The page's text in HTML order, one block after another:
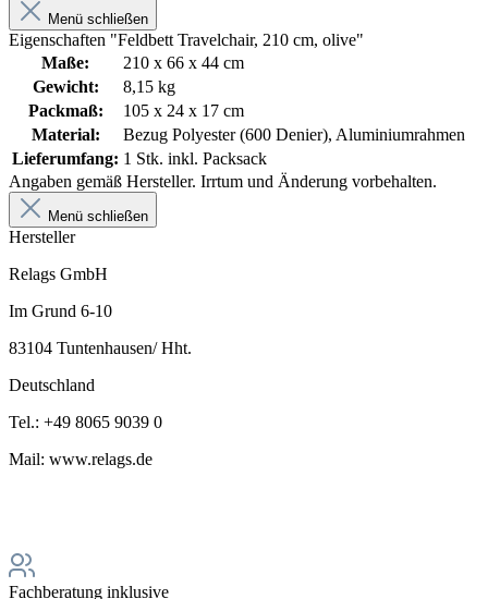
Menü schließen
Eigenschaften "Feldbett Travelchair, 210 cm, olive"
Maße:
210 x 66 x 44 cm
Gewicht:
8,15 kg
Packmaß:
105 x 24 x 17 cm
Material:
Bezug Polyester (600 Denier), Aluminiumrahmen
Lieferumfang: 1 Stk. inkl. Packsack
Angaben gemäß Hersteller. Irrtum und Änderung vorbehalten.
Menü schließen
Hersteller
Relags GmbH
Im Grund 6-10
83104 Tuntenhausen/ Hht.
Deutschland
Tel.: +49 8065 9039 0
Mail: www.relags.de
Fachberatung inklusive